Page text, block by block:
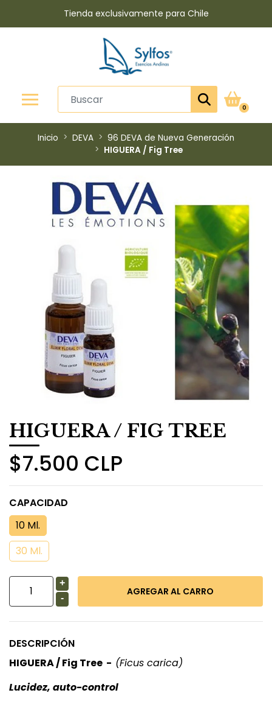
Tienda exclusivamente para Chile
0
Inicio DEVA
96 DEVA de Nueva Generación
​HIGUERA / Fig Tree
​HIGUERA / FIG TREE
$7.500 CLP
CAPACIDAD
10 Ml.
30 Ml.
+
-
DESCRIPCIÓN
HIGUERA / Fig Tree - (Ficus carica)
Lucidez, auto-control